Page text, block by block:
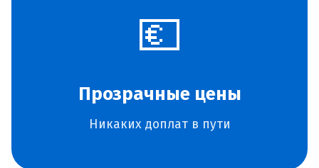
💶
Прозрачные цены
Никаких доплат в пути